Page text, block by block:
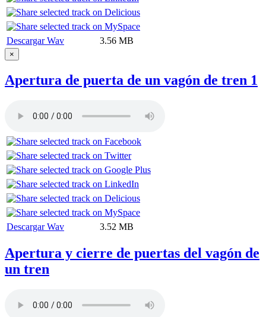
Descargar Wav 3.56 MB
×
Apertura de puerta de un vagón de tren 1
Descargar Wav 3.52 MB
Apertura y cierre de puertas del vagón de
un tren